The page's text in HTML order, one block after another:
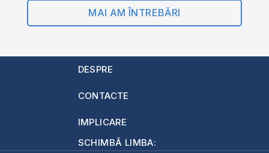
MAI AM ÎNTREBĂRI
DESPRE
CONTACTE
IMPLICARE
SCHIMBĂ LIMBA: